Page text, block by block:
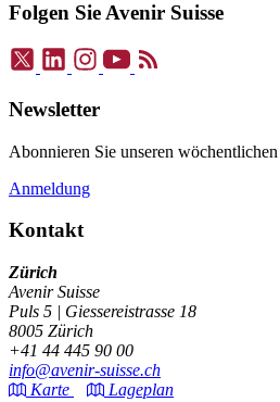
Folgen Sie Avenir Suisse
Newsletter
Abonnieren Sie unseren
Anmeldung
Kontakt
Zürich
Avenir Suisse
Puls 5 | Giessereistrasse 18
8005 Zürich
+41 44 445 90 00
info@avenir-suisse.ch
Karte
Lageplan